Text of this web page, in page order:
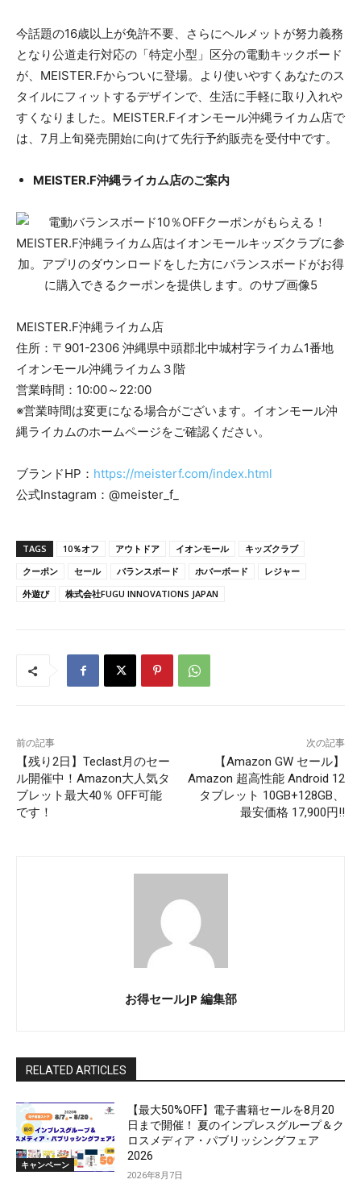
今話題の16歳以上が免許不要、さらにヘルメットが努力義務
となり公道走行対応の「特定小型」区分の電動キックボード
が、MEISTER.Fからついに登場。より使いやすくあなたのス
タイルにフィットするデザインで、生活に手軽に取り入れや
すくなりました。MEISTER.Fイオンモール沖縄ライカム店で
は、7月上旬発売開始に向けて先行予約販売を受付中です。
MEISTER.F沖縄ライカム店のご案内
MEISTER.F沖縄ライカム店
住所：〒901-2306 沖縄県中頭郡北中城村字ライカム1番地
イオンモール沖縄ライカム３階
営業時間：10:00～22:00
※営業時間は変更になる場合がございます。イオンモール沖
縄ライカムのホームページをご確認ください。
ブランドHP： https://meisterf.com/index.html
公式Instagram：@meister_f_
TAGS 10％オフ アウトドア イオンモール
キッズクラブ
クーポン
セール バランスボード ホバーボード
レジャー
外遊び
株式会社FUGU INNOVATIONS JAPAN
前の記事
【残り2日】Teclast月のセー
ル開催中！Amazon大人気タ
ブレット最大40％ OFF可能
です！
次の記事
【Amazon GW セール】
Amazon 超高性能 Android 12
タブレット 10GB+128GB、
最安価格 17,900円‼
お得セールJP 編集部
RELATED ARTICLES
キャンペーン
【最大50%OFF】電子書籍セールを8月20
日まで開催！ 夏のインプレスグループ＆ク
ロスメディア・パブリッシングフェア
2026
2026年8月7日